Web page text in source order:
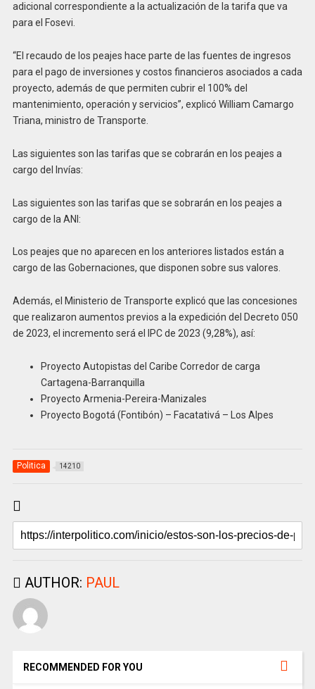
adicional correspondiente a la actualización de la tarifa que va
para el Fosevi.
“El recaudo de los peajes hace parte de las fuentes de ingresos
para el pago de inversiones y costos financieros asociados a cada
proyecto, además de que permiten cubrir el 100% del
mantenimiento, operación y servicios”, explicó William Camargo
Triana, ministro de Transporte.
Las siguientes son las tarifas que se cobrarán en los peajes a
cargo del Invías:
Las siguientes son las tarifas que se sobrarán en los peajes a
cargo de la ANI:
Los peajes que no aparecen en los anteriores listados están a
cargo de las Gobernaciones, que disponen sobre sus valores.
Además, el Ministerio de Transporte explicó que las concesiones
que realizaron aumentos previos a la expedición del Decreto 050
de 2023, el incremento será el IPC de 2023 (9,28%), así:
Proyecto Autopistas del Caribe Corredor de carga
Cartagena-Barranquilla
Proyecto Armenia-Pereira-Manizales
Proyecto Bogotá (Fontibón) – Facatativá – Los Alpes
Politica 14210
AUTHOR: PAUL
RECOMMENDED FOR YOU